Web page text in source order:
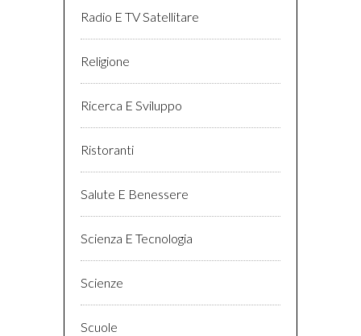
Radio E TV Satellitare
Religione
Ricerca E Sviluppo
Ristoranti
Salute E Benessere
Scienza E Tecnologia
Scienze
Scuole